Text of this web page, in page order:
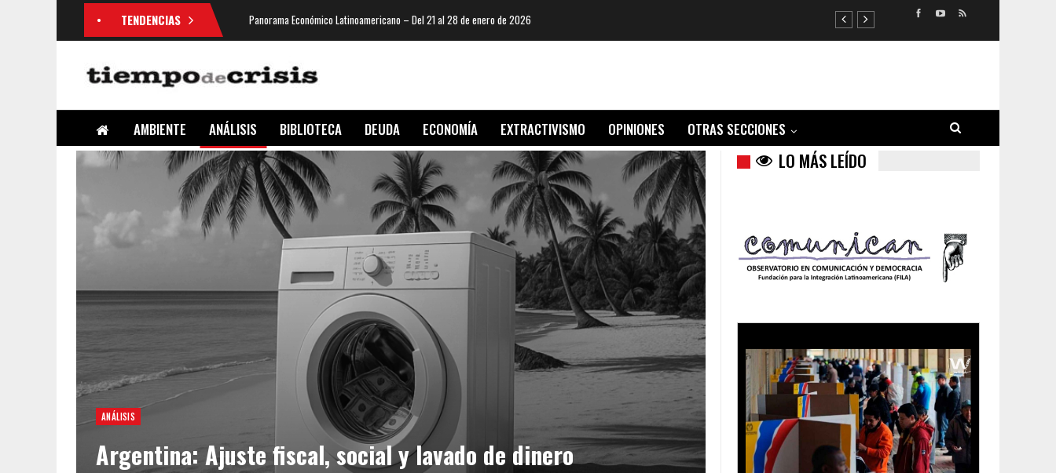
TENDENCIAS Panorama Económico Latinoamericano – Del 21 al 28 de enero de 2026
AMBIENTE ANÁLISIS BIBLIOTECA DEUDA ECONOMÍA EXTRACTIVISMO OPINIONES OTRAS SECCIONES
ANÁLISIS
Argentina: Ajuste fiscal, social y lavado de dinero
LO MÁS LEÍDO